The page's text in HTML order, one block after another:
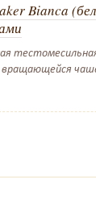
Bianca